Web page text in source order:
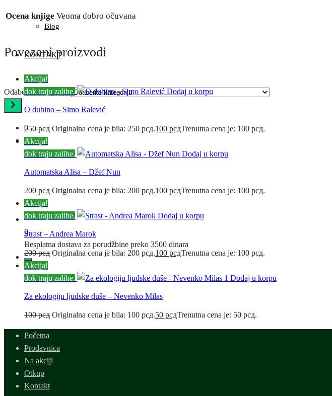
Blog
KONTAKT
Odaberite kategoriju
0
0
Besplatna dostava za porudžbine preko 3500 dinara
Ocena knjige Veoma dobro očuvana
Povezani proizvodi
Akcija!
dok traju zalihe.
Dodaj u korpu
O dubino – Simo Ralević
250рсд Originalna cena je bila: 250 рсд.100 рсдTrenutna cena je: 100 рсд.
Akcija!
dok traju zalihe.
Dodaj u korpu
Automatska Alisa – Džef Nun
200рсд Originalna cena je bila: 200 рсд.100 рсдTrenutna cena je: 100 рсд.
Akcija!
dok traju zalihe.
Dodaj u korpu
Strast – Andrea Marok
200рсд Originalna cena je bila: 200 рсд.100 рсдTrenutna cena je: 100 рсд.
Akcija!
dok traju zalihe.
Dodaj u korpu
Za ekologiju ljudske duše – Nevenko Milas
100рсд Originalna cena je bila: 100 рсд.50 рсдTrenutna cena je: 50 рсд.
Početna
Prodavnica
Na akciji
Otkup
Kontakt